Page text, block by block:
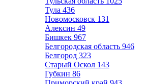
Тула 436
Новомосковск 131
Алексин 49
Бишкек 967
Белгородская область 946
Белгород 323
Старый Оскол 143
Губкин 86